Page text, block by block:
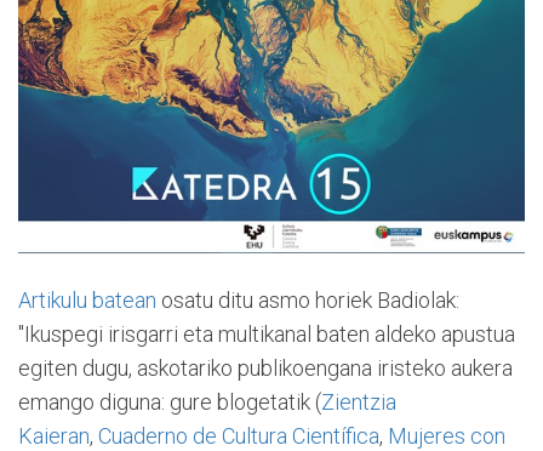
Artikulu batean osatu ditu asmo horiek Badiolak:
"Ikuspegi irisgarri eta multikanal baten aldeko apustua
egiten dugu, askotariko publikoengana iristeko aukera
emango diguna: gure blogetatik (Zientzia
Kaieran, Cuaderno de Cultura Científica, Mujeres con